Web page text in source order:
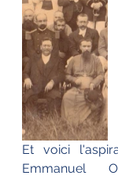
Et voici
Emmanuel